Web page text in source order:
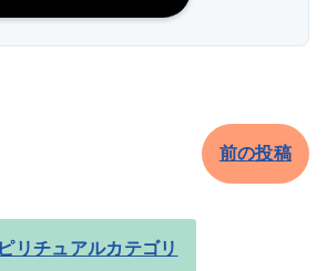
前の投稿
リチュアルカテゴリ